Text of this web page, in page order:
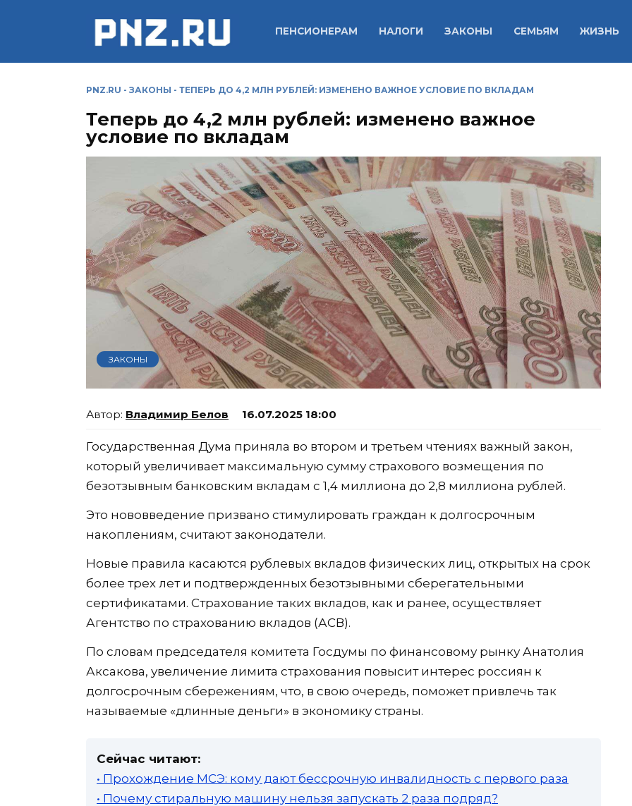
ПЕНСИОНЕРАМ НАЛОГИ ЗАКОНЫ СЕМЬЯМ ЖИЗНЬ
PNZ.RU - ЗАКОНЫ - ТЕПЕРЬ ДО 4,2 МЛН РУБЛЕЙ: ИЗМЕНЕНО ВАЖНОЕ УСЛОВИЕ ПО ВКЛАДАМ
Теперь до 4,2 млн рублей: изменено важное
условие по вкладам
ЗАКОНЫ
Владимир Белов 16.07.2025 18:00
Государственная Дума приняла во втором и третьем чтениях важный закон,
который увеличивает максимальную сумму страхового возмещения по
безотзывным банковским вкладам с 1,4 миллиона до 2,8 миллиона рублей.
Это нововведение призвано стимулировать граждан к долгосрочным
накоплениям, считают законодатели.
Новые правила касаются рублевых вкладов физических лиц, открытых на срок
более трех лет и подтвержденных безотзывными сберегательными
сертификатами. Страхование таких вкладов, как и ранее, осуществляет
Агентство по страхованию вкладов (АСВ).
По словам председателя комитета Госдумы по финансовому рынку Анатолия
Аксакова, увеличение лимита страхования повысит интерес россиян к
долгосрочным сбережениям, что, в свою очередь, поможет привлечь так
называемые «длинные деньги» в экономику страны.
Сейчас читают:
• Прохождение МСЭ: кому дают бессрочную инвалидность с первого раза
• Почему стиральную машину нельзя запускать 2 раза подряд?